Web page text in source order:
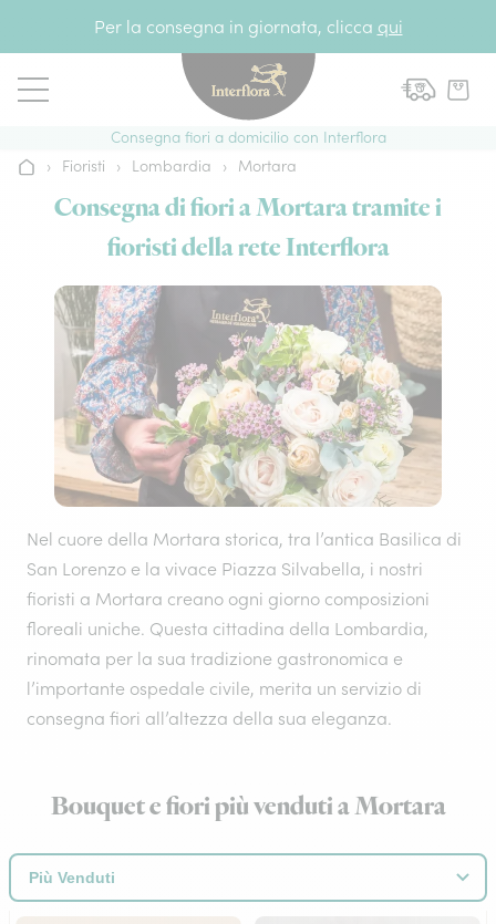
Per la consegna in giornata, clicca qui
Consegna fiori a domicilio con Interflora
Home› Fioristi › Lombardia › Mortara
Consegna di fiori a Mortara tramite i
fioristi della rete Interflora
Nel cuore della Mortara storica, tra l’antica Basilica di
San Lorenzo e la vivace Piazza Silvabella, i nostri
fioristi a Mortara creano ogni giorno composizioni
floreali uniche. Questa cittadina della Lombardia,
rinomata per la sua tradizione gastronomica e
l’importante ospedale civile, merita un servizio di
consegna fiori all’altezza della sua eleganza.
Bouquet e fiori più venduti a Mortara